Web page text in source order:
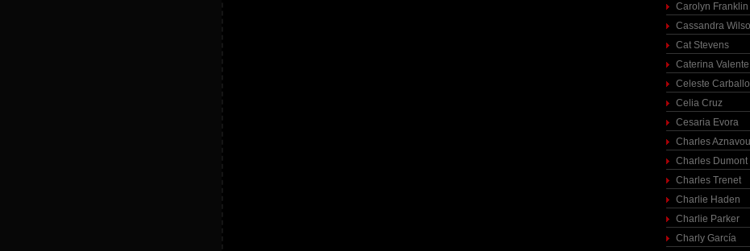
Carolyn Franklin
Cassandra
Cat Stevens
Caterina Valente
Celeste Carballo
Celia Cruz
Cesaria Evora
Charles
Charles Dumont
Charles Trenet
Charlie Haden
Charlie Parker
Charly García